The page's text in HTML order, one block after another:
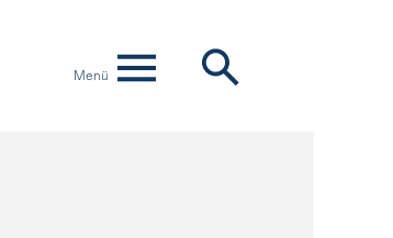
Menü